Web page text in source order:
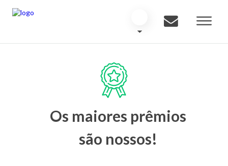
Os maiores prêmios
são nossos!